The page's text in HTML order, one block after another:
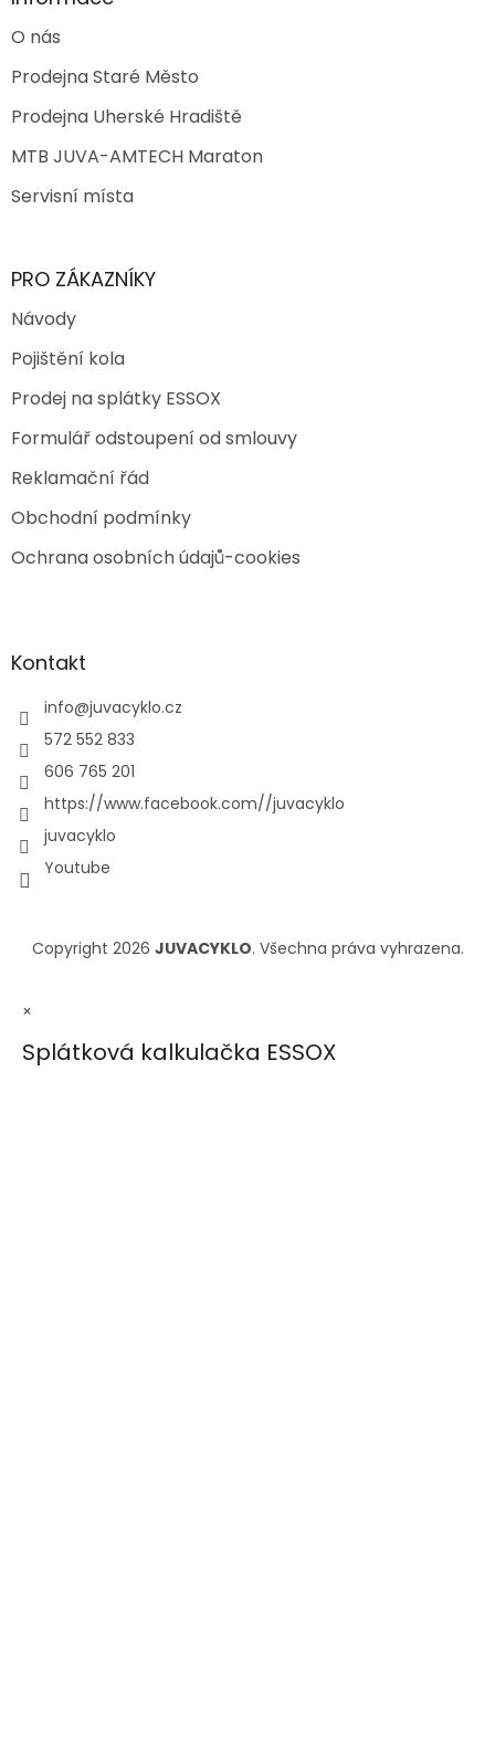
O nás
Prodejna Staré Město
Prodejna Uherské Hradiště
MTB JUVA-AMTECH Maraton
Servisní místa
PRO ZÁKAZNÍKY
Návody
Pojištění kola
Prodej na splátky ESSOX
Formulář odstoupení od smlouvy
Reklamační řád
Obchodní podmínky
Ochrana osobních údajů-cookies
Kontakt
info@juvacyklo.cz
572 552 833
606 765 201
https://www.facebook.com//juvacyklo
juvacyklo
Youtube
Copyright 2026 JUVACYKLO. Všechna práva vyhrazena.
×
Splátková kalkulačka ESSOX